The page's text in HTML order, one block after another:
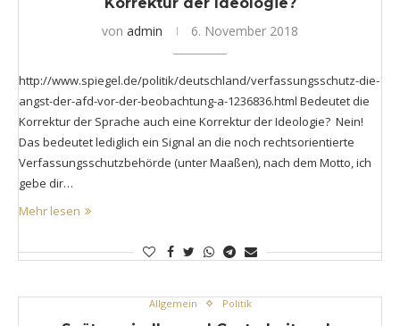
Korrektur der Ideologie?
von admin 6. November 2018
http://www.spiegel.de/politik/deutschland/verfassungsschutz-die-
angst-der-afd-vor-der-beobachtung-a-1236836.html Bedeutet die
Korrektur der Sprache auch eine Korrektur der Ideologie? Nein!
Das bedeutet lediglich ein Signal an die noch rechtsorientierte
Verfassungsschutzbehörde (unter Maaßen), nach dem Motto, ich
gebe dir…
Mehr lesen
Allgemein Politik